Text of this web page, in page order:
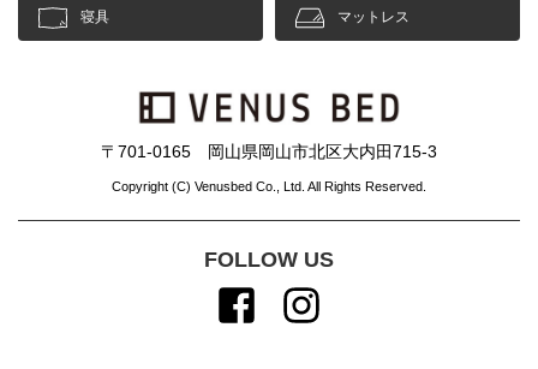
寝具 マットレス
〒701-0165 岡山県岡山市北区大内田715-3
Copyright (C) Venusbed Co., Ltd. All Rights Reserved.
FOLLOW US